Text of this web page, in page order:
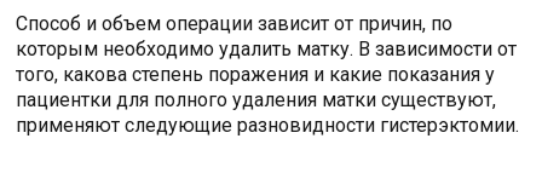
Способ и объем операции зависит от причин, по
которым необходимо удалить матку. В зависимости от
того, какова степень поражения и какие показания у
пациентки для полного удаления матки существуют,
применяют следующие разновидности гистерэктомии.